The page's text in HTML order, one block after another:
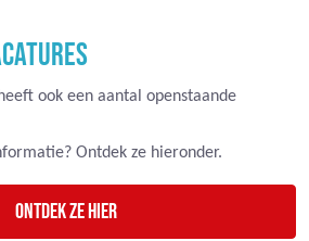
ook een aantal openstaande
Ontdek ze hieronder.
Ontdek ze hier